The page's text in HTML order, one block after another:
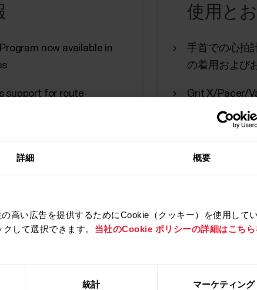
詳細 概要
高い広告を提供するためにCookie（クッキー）を使用して
して選択できます。 当社のCookie ポリシーの詳細はこちら
統計 マーケティング
Pro
ョン時に、身体のあらゆる部分にかかっている負
響しているかを、包括的に確認することができます
骨格系の両方へのトレーニング負荷（カーディオ負荷
覚的な運動負荷では、どのくらい疲労しているかを評
FlowおよびPolarデバイスがサポートするすべてのス
す。Polarデバイスではスポーツプロファイルを一度に
now available in
support for route-
training sessions
– New sport profiles
使用と
手首での心拍
の着用および
Grit X/Pacer/
つには？
布製リストバ
ロン）お手入
レザーリスト
Polarデバイス
きますか？
Polarデバイ